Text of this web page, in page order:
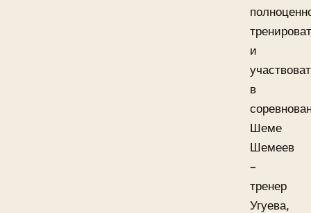
и
в
Шеме
Шемеев
–
тренер
Угуева,